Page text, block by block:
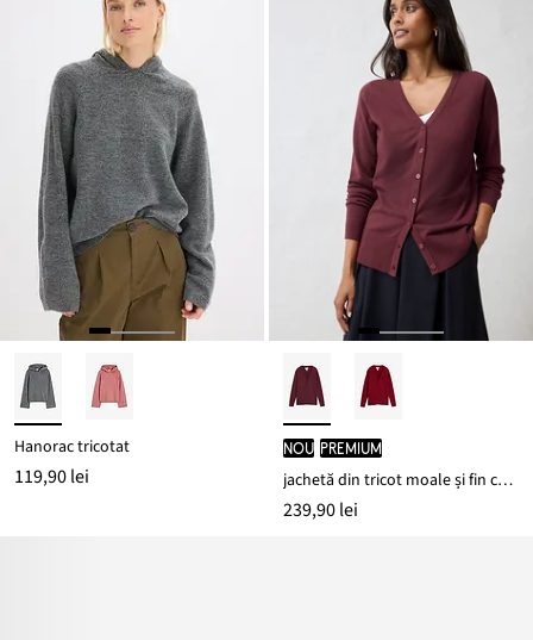
Hanorac tricotat
119,90 lei
nou PREMIUM
jachetă din tricot moale și fin cu lână
239,90 lei